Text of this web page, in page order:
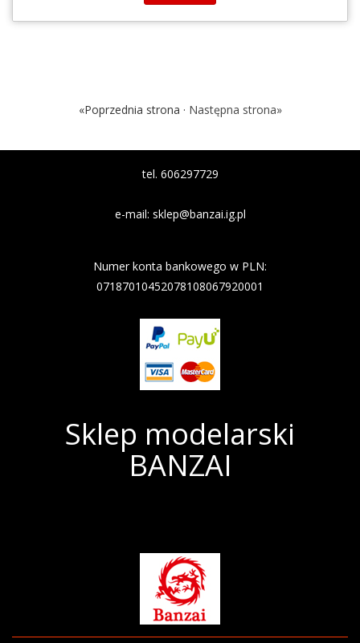
«Poprzednia strona · Następna strona»
tel. 606297729
e-mail: sklep@banzai.ig.pl
Numer konta bankowego w PLN:
07187010452078108067920001
Sklep modelarski
BANZAI